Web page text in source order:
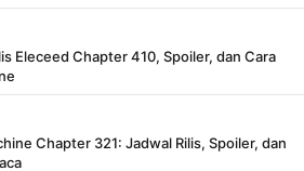
Eleceed Chapter 410, Spoiler, dan Cara
Chapter 321: Jadwal Rilis, Spoiler, dan